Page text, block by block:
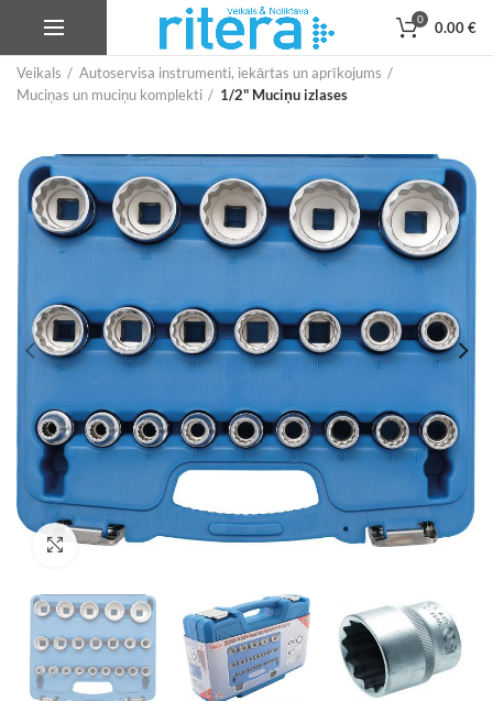
0 0.00€
Veikals
Autoservisa instrumenti, iekārtas un aprīkojums
Muciņas un muciņu komplekti
1/2" Muciņu izlases
Palielināt attēlu